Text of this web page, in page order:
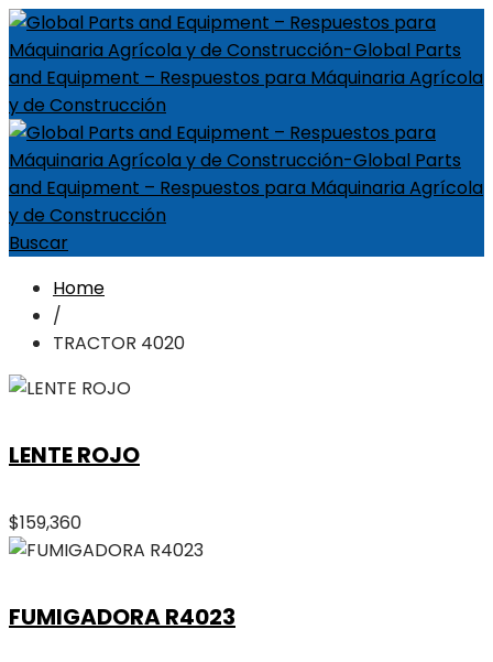
Buscar
Home
/
TRACTOR 4020
LENTE ROJO
$159,360
FUMIGADORA R4023